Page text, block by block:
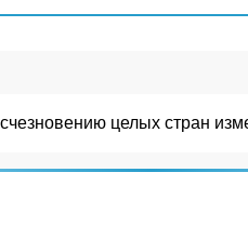
целых стран